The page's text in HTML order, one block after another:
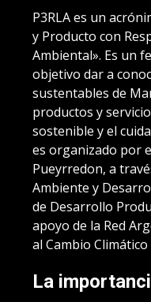
P3RLA es un
y Producto con
Ambiental». Es un
objetivo dar a
sustentables de
productos y
sostenible y el
es organizado por
Pueyrredon, a
Ambiente y
de Desarrollo
apoyo de la Red
al Cambio Climático
La